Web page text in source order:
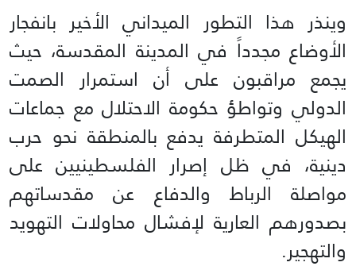
وينذر هذا التطور الميداني الأخير بانفجار
الأوضاع مجدداً في المدينة المقدسة، حيث
يجمع مراقبون على أن استمرار الصمت
الدولي وتواطؤ حكومة الاحتلال مع جماعات
الهيكل المتطرفة يدفع بالمنطقة نحو حرب
دينية، في ظل إصرار الفلسطينيين على
مواصلة الرباط والدفاع عن مقدساتهم
بصدورهم العارية لإفشال محاولات التهويد
والتهجير.